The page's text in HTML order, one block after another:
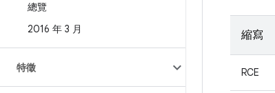
總覽
2016 年 3 月
特徵
縮寫
RCE